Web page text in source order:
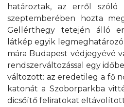
határoztak, az erről szóló
szeptemberében hozta
Gellérthegy tetején álló
látkép egyik
mára Budapest védjegyévé
rendszerváltozással egy
változott: az eredetileg a fő
katonát a Szoborparkba
dicsőítő feliratokat